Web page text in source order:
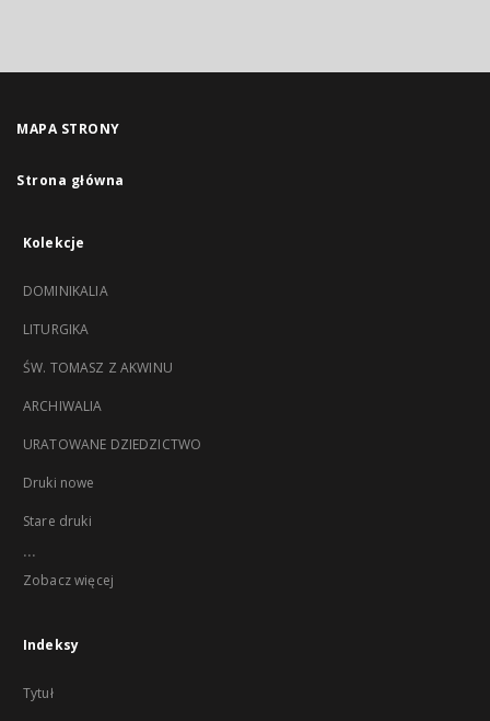
MAPA STRONY
Strona główna
Kolekcje
DOMINIKALIA
LITURGIKA
ŚW. TOMASZ Z AKWINU
ARCHIWALIA
URATOWANE DZIEDZICTWO
Druki nowe
Stare druki
...
Zobacz więcej
Indeksy
Tytuł